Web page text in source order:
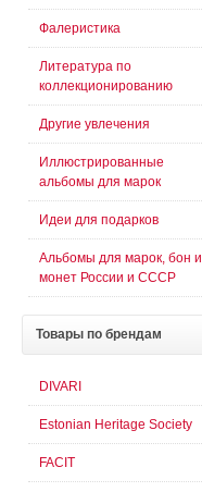
Фалеристика
Литература по
коллекционированию
Другие увлечения
Иллюстрированные
альбомы для марок
Идеи для подарков
Альбомы для марок, бон и
монет России и СССР
Товары по брендам
DIVARI
Estonian Heritage Society
FACIT